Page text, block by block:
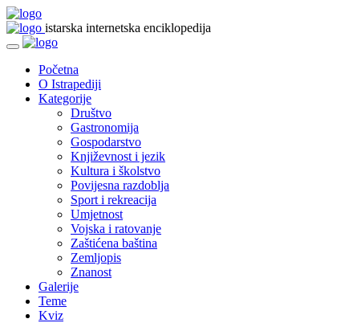
istarska internetska enciklopedija
Početna
O Istrapediji
Kategorije
Društvo
Gastronomija
Gospodarstvo
Književnost i jezik
Kultura i školstvo
Povijesna razdoblja
Sport i rekreacija
Umjetnost
Vojska i ratovanje
Zaštićena baština
Zemljopis
Znanost
Galerije
Teme
Kviz